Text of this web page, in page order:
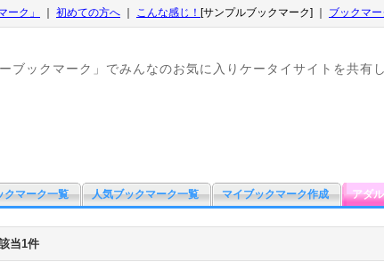
ーク」 初めての方へ こんな感じ！ [サンプルブックマーク] ｜ ブックマ
ブックマーク」でみんなのお気に入りケータイサイトを共有し
クマーク一覧 人気ブックマーク一覧 マイブックマーク作成 アダ
当1件